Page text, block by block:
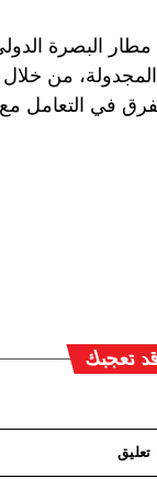
مطار البصرة
المجدولة، من
في التعامل مع
تعجبك
تعليق